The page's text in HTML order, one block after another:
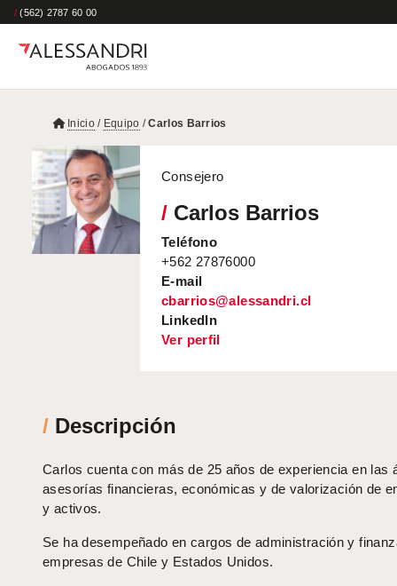
/ (562) 2787 60 00
Inicio/ Equipo /Carlos Barrios
Consejero
/ Carlos Barrios
Teléfono
+562 27876000
E-mail
cbarrios@alessandri.cl
LinkedIn
Ver perfil
/ Descripción
Carlos cuenta con más de 25 años de experiencia en las
asesorías financieras, económicas y de valorización de
y activos.
Se ha desempeñado en cargos de administración y
empresas de Chile y Estados Unidos.